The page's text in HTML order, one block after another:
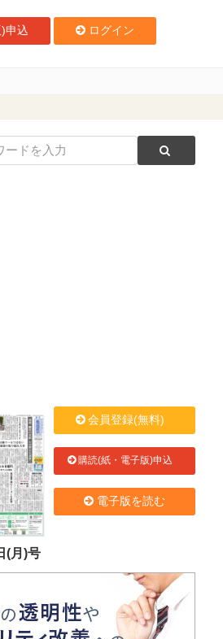
申込 ログイン
(月)号
会員登録(無料)
購読(紙・電子版)申込
電子版を読む